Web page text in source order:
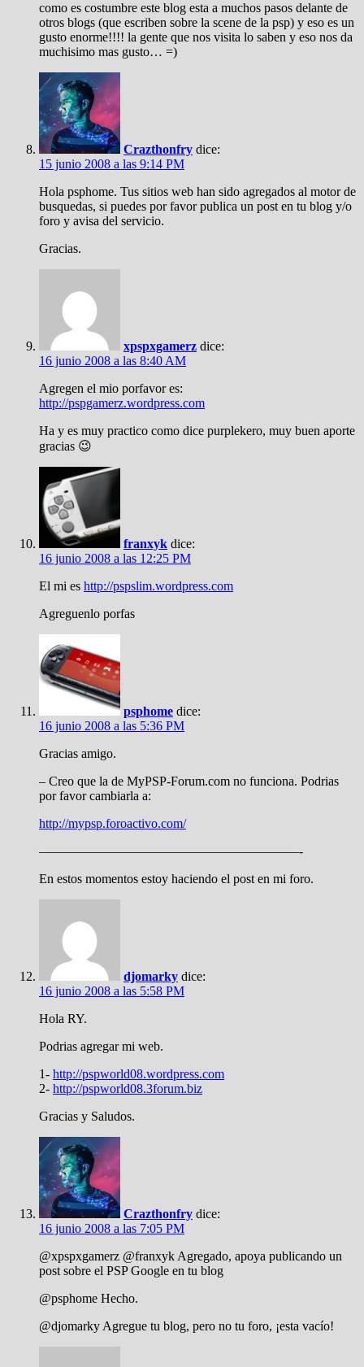
como es costumbre este blog esta a muchos pasos delante de
otros blogs (que escriben sobre la scene de la psp) y eso es un
gusto enorme!!!! la gente que nos visita lo saben y eso nos da
muchisimo mas gusto… =)
Crazthonfry dice:
15 junio 2008 a las 9:14 PM
Hola psphome. Tus sitios web han sido agregados al motor de
busquedas, si puedes por favor publica un post en tu blog y/o
foro y avisa del servicio.
Gracias.
xpspxgamerz dice:
16 junio 2008 a las 8:40 AM
Agregen el mio porfavor es:
http://pspgamerz.wordpress.com
Ha y es muy practico como dice purplekero, muy buen aporte
gracias 😉
franxyk dice:
16 junio 2008 a las 12:25 PM
El mi es http://pspslim.wordpress.com
Agreguenlo porfas
psphome dice:
16 junio 2008 a las 5:36 PM
Gracias amigo.
– Creo que la de MyPSP-Forum.com no funciona. Podrias
por favor cambiarla a:
http://mypsp.foroactivo.com/
————————————————————-
En estos momentos estoy haciendo el post en mi foro.
djomarky dice:
16 junio 2008 a las 5:58 PM
Hola RY.
Podrias agregar mi web.
1- http://pspworld08.wordpress.com
2- http://pspworld08.3forum.biz
Gracias y Saludos.
Crazthonfry dice:
16 junio 2008 a las 7:05 PM
@xpspxgamerz @franxyk Agregado, apoya publicando un
post sobre el PSP Google en tu blog
@psphome Hecho.
@djomarky Agregue tu blog, pero no tu foro, ¡esta vacío!